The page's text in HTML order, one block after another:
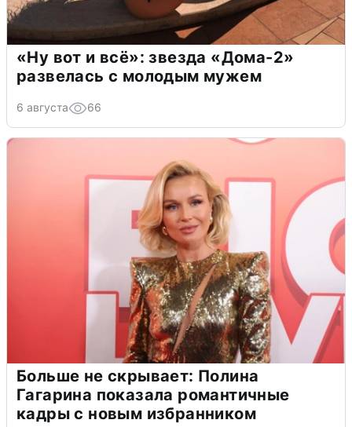
«Ну вот и всё»: звезда «Дома-2»
развелась с молодым мужем
6 августа 66
Больше не скрывает: Полина
Гагарина показала романтичные
кадры с новым избранником